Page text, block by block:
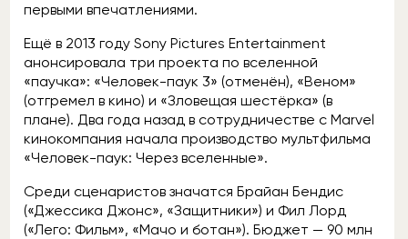
первыми впечатлениями.
Ещё в 2013 году Sony Pictures Entertainment
анонсировала три проекта по вселенной
«паучка»: «Человек-паук 3» (отменён), «Веном»
(отгремел в кино) и «Зловещая шестёрка» (в
плане). Два года назад в сотрудничестве с Marvel
кинокомпания начала производство мультфильма
«Человек-паук: Через вселенные».
Среди сценаристов значатся Брайан Бендис
(«Джессика Джонс», «Защитники») и Фил Лорд
(«Лего: Фильм», «Мачо и ботан»). Бюджет — 90 млн